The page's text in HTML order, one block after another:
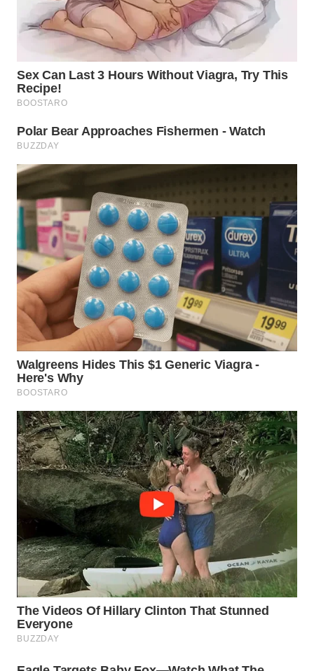
WN
TAPANULI
UTARA
WN
SAMOSIR
WN
PADANG
WN
SUMEDANG
WN
CIANJUR
WN
KEPULAUAN
SERIBU
WN
TANGERANG
WN
BINJAI
WN
CIREBON
WN
INDRAMAYU
WN
KUNINGAN
WN
MAJALENGKA